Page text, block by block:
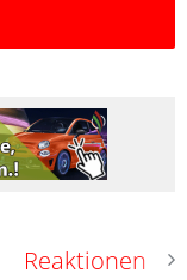
Reaktionen